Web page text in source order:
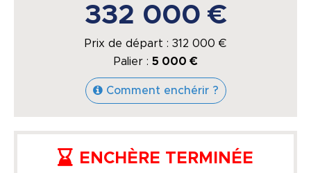
332 000 €
Prix de départ : 312 000 €
Palier : 5 000 €
Comment enchérir ?
ENCHÈRE TERMINÉE